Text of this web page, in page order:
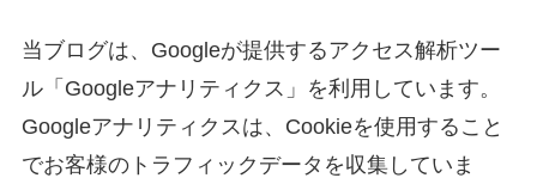
当ブログは、Googleが提供するアクセス解析ツー
ル「Googleアナリティクス」を利用しています。
Googleアナリティクスは、Cookieを使用すること
でお客様のトラフィックデータを収集していま